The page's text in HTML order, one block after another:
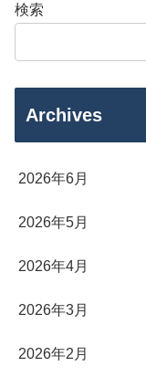
検索
Archives
2026年6月
2026年5月
2026年4月
2026年3月
2026年2月